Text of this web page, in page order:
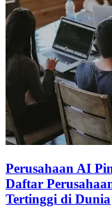
Perusahaan AI
Daftar
Tertinggi di Dunia